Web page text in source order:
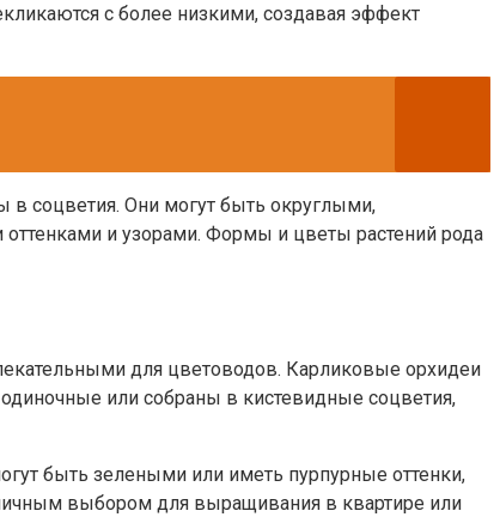
с более низкими, создавая эффект
в соцветия. Они могут быть округлыми,
и узорами. Формы и цветы растений рода
для цветоводов. Карликовые орхидеи
или собраны в кистевидные соцветия,
быть зелеными или иметь пурпурные оттенки,
выбором для выращивания в квартире или